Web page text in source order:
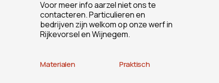
Voor meer info aarzel niet ons te
contacteren. Particulieren en
bedrijven zijn welkom op onze werf in
Rijkevorsel en Wijnegem.
Materialen Praktisch